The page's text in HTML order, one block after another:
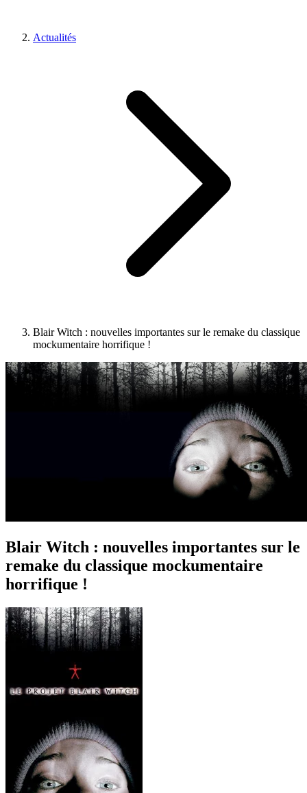
Actualités
Blair Witch : nouvelles importantes sur le remake du classique
mockumentaire horrifique !
Blair Witch : nouvelles importantes sur le
remake du classique mockumentaire
horrifique !